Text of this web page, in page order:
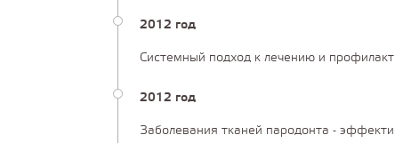
2012 год
Системный подход к лечению и
2012 год
Заболевания тканей пародонта -